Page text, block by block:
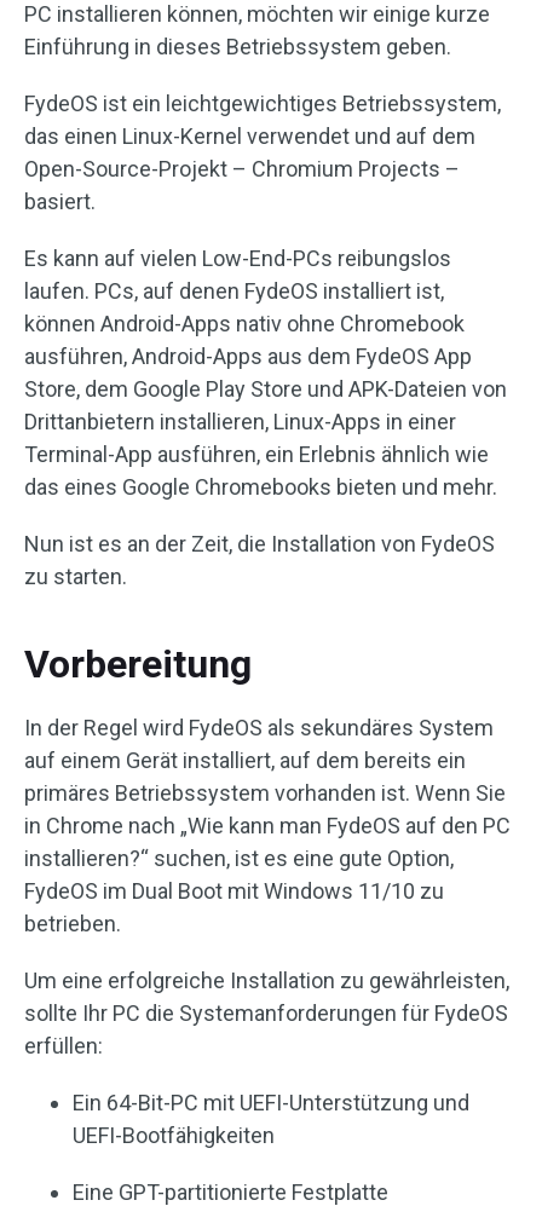
PC installieren können, möchten wir einige kurze
Einführung in dieses Betriebssystem geben.
FydeOS ist ein leichtgewichtiges Betriebssystem,
das einen Linux-Kernel verwendet und auf dem
Open-Source-Projekt – Chromium Projects –
basiert.
Es kann auf vielen Low-End-PCs reibungslos
laufen. PCs, auf denen FydeOS installiert ist,
können Android-Apps nativ ohne Chromebook
ausführen, Android-Apps aus dem FydeOS App
Store, dem Google Play Store und APK-Dateien von
Drittanbietern installieren, Linux-Apps in einer
Terminal-App ausführen, ein Erlebnis ähnlich wie
das eines Google Chromebooks bieten und mehr.
Nun ist es an der Zeit, die Installation von FydeOS
zu starten.
Vorbereitung
In der Regel wird FydeOS als sekundäres System
auf einem Gerät installiert, auf dem bereits ein
primäres Betriebssystem vorhanden ist. Wenn Sie
in Chrome nach „Wie kann man FydeOS auf den PC
installieren?“ suchen, ist es eine gute Option,
FydeOS im Dual Boot mit Windows 11/10 zu
betrieben.
Um eine erfolgreiche Installation zu gewährleisten,
sollte Ihr PC die Systemanforderungen für FydeOS
erfüllen:
Ein 64-Bit-PC mit UEFI-Unterstützung und
UEFI-Bootfähigkeiten
Eine GPT-partitionierte Festplatte